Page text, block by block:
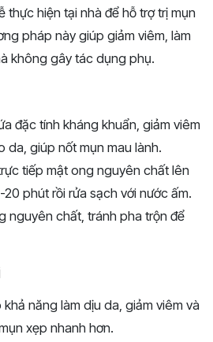
thực hiện tại nhà để hỗ trợ trị mụn
pháp này giúp giảm viêm, làm
không gây tác dụng phụ.
đặc tính kháng khuẩn, giảm viêm
da, giúp nốt mụn mau lành.
tiếp mật ong nguyên chất lên
phút rồi rửa sạch với nước ấm.
nguyên chất, tránh pha trộn để
năng làm dịu da, giảm viêm và
xẹp nhanh hơn.